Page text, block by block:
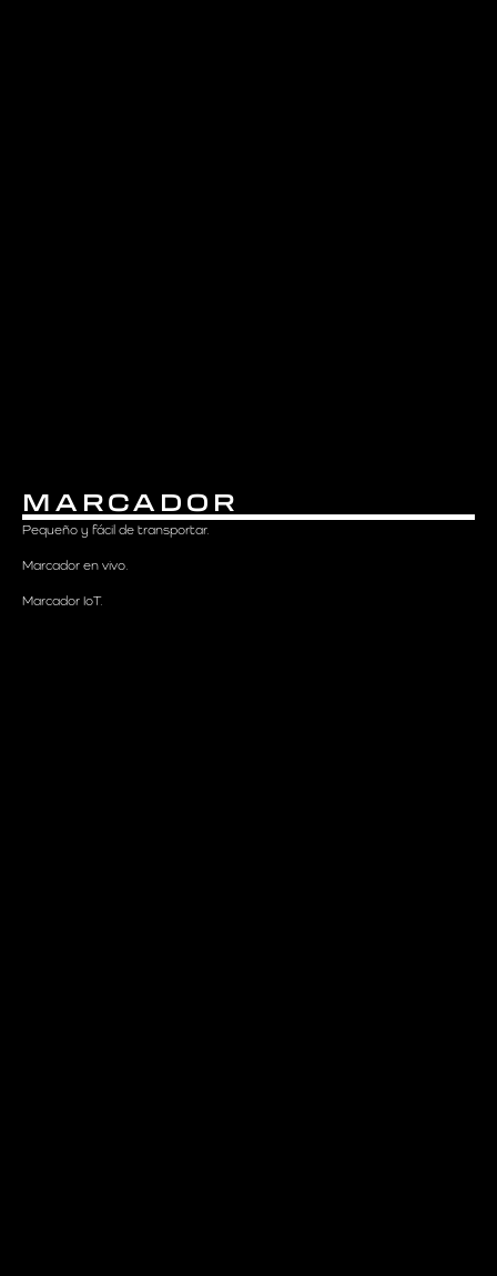
MARCADOR
Pequeño y fácil de transportar.
Marcador en vivo.
Marcador IoT.